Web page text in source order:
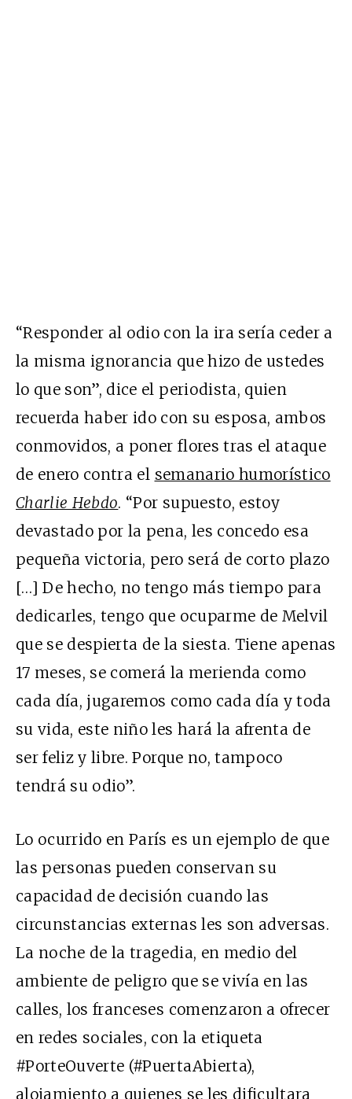
“Responder al odio con la ira sería ceder a
la misma ignorancia que hizo de ustedes
lo que son”, dice el periodista, quien
recuerda haber ido con su esposa, ambos
conmovidos, a poner flores tras el ataque
de enero contra el semanario humorístico
Charlie Hebdo. “Por supuesto, estoy
devastado por la pena, les concedo esa
pequeña victoria, pero será de corto plazo
[…] De hecho, no tengo más tiempo para
dedicarles, tengo que ocuparme de Melvil
que se despierta de la siesta. Tiene apenas
17 meses, se comerá la merienda como
cada día, jugaremos como cada día y toda
su vida, este niño les hará la afrenta de
ser feliz y libre. Porque no, tampoco
tendrá su odio”.
Lo ocurrido en París es un ejemplo de que
las personas pueden conservan su
capacidad de decisión cuando las
circunstancias externas les son adversas.
La noche de la tragedia, en medio del
ambiente de peligro que se vivía en las
calles, los franceses comenzaron a ofrecer
en redes sociales, con la etiqueta
#PorteOuverte (#PuertaAbierta),
alojamiento a quienes se les dificultara